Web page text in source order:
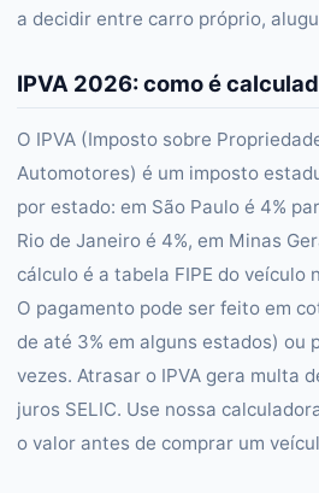
a decidir entre carro próprio,
IPVA 2026: como é
O IPVA (Imposto sobre
Automotores) é um imposto
por estado: em São Paulo é 4%
Rio de Janeiro é 4%, em Minas
cálculo é a tabela FIPE do veículo
O pagamento pode ser feito em
de até 3% em alguns estados) ou
vezes. Atrasar o IPVA gera multa
juros SELIC. Use nossa
o valor antes de comprar um